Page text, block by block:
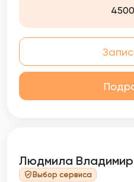
Людмила
Выбор сервиса